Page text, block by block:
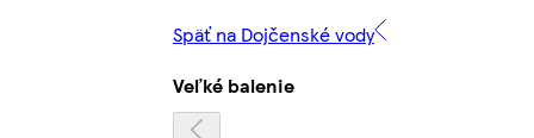
Späť na Dojčenské vody
Veľké balenie